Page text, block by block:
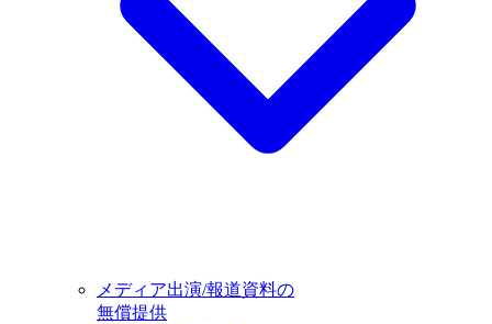
メディア出演/報道資料の
無償提供